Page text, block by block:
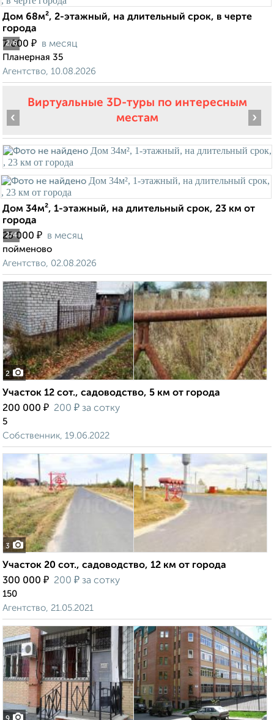
2/6
Дом 68м², 2-этажный, на длительный срок, в черте
города
7 000 ₽ в месяц
Планерная 35
Агентство, 10.08.2026
Виртуальные 3D-туры по интересным
местам
2/4
‹ ›
Дом 34м², 1-этажный, на длительный срок, 23 км от
города
25 000 ₽ в месяц
пойменово
Агентство, 02.08.2026
2
Участок 12 сот., садоводство, 5 км от города
200 000 ₽ 200 ₽ за сотку
5
Собственник, 19.06.2022
3
Участок 20 сот., садоводство, 12 км от города
300 000 ₽ 200 ₽ за сотку
150
Агентство, 21.05.2021